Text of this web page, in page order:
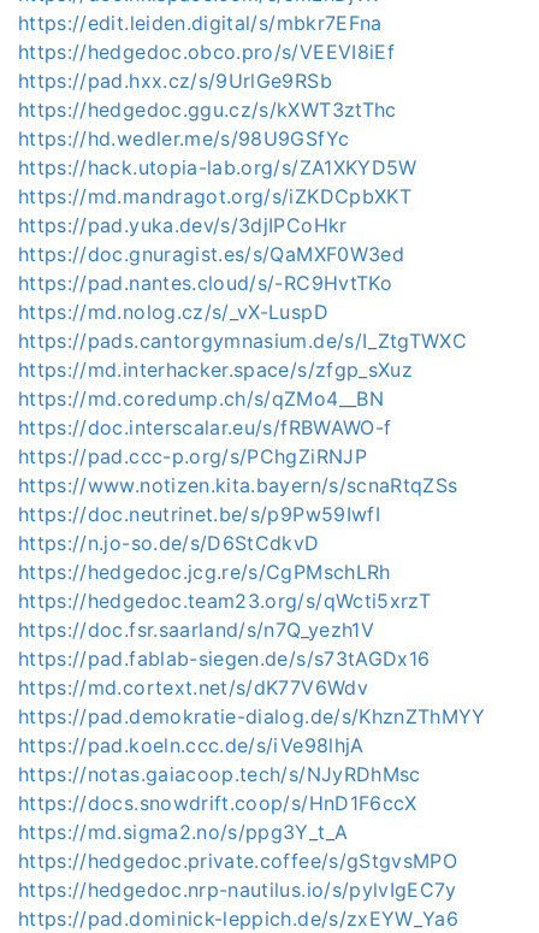
https://edit.leiden.digital/s/mbkr7EFna
https://hedgedoc.obco.pro/s/VEEVI8iEf
https://pad.hxx.cz/s/9UrlGe9RSb
https://hedgedoc.ggu.cz/s/kXWT3ztThc
https://hd.wedler.me/s/98U9GSfYc
https://hack.utopia-lab.org/s/ZA1XKYD5W
https://md.mandragot.org/s/iZKDCpbXKT
https://pad.yuka.dev/s/3djIPCoHkr
https://doc.gnuragist.es/s/QaMXF0W3ed
https://pad.nantes.cloud/s/-RC9HvtTKo
https://md.nolog.cz/s/_vX-LuspD
https://pads.cantorgymnasium.de/s/I_ZtgTWXC
https://md.interhacker.space/s/zfgp_sXuz
https://md.coredump.ch/s/qZMo4__BN
https://doc.interscalar.eu/s/fRBWAWO-f
https://pad.ccc-p.org/s/PChgZiRNJP
https://www.notizen.kita.bayern/s/scnaRtqZSs
https://doc.neutrinet.be/s/p9Pw59IwfI
https://n.jo-so.de/s/D6StCdkvD
https://hedgedoc.jcg.re/s/CgPMschLRh
https://hedgedoc.team23.org/s/qWcti5xrzT
https://doc.fsr.saarland/s/n7Q_yezh1V
https://pad.fablab-siegen.de/s/s73tAGDx16
https://md.cortext.net/s/dK77V6Wdv
https://pad.demokratie-dialog.de/s/KhznZThMYY
https://pad.koeln.ccc.de/s/iVe98lhjA
https://notas.gaiacoop.tech/s/NJyRDhMsc
https://docs.snowdrift.coop/s/HnD1F6ccX
https://md.sigma2.no/s/ppg3Y_t_A
https://hedgedoc.private.coffee/s/gStgvsMPO
https://hedgedoc.nrp-nautilus.io/s/pylvIgEC7y
https://pad.dominick-leppich.de/s/zxEYW_Ya6